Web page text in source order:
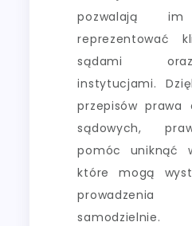
pozwalają im
reprezentować
sądami
instytucjami.
przepisów prawa
sądowych,
pomóc uniknąć
które mogą